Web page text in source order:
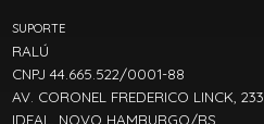
SUPORTE
RALÚ
CNPJ 44.665.522/0001-88
AV. CORONEL FREDERICO LINCK, 233
IDEAL, NOVO HAMBURGO/RS